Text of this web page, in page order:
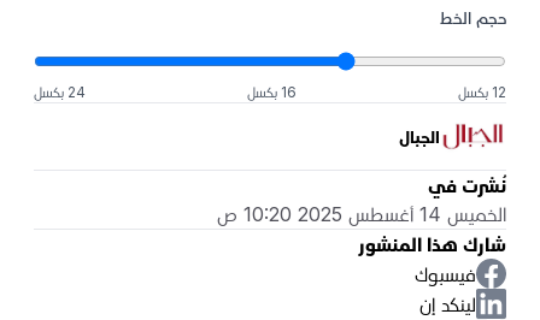
حجم الخط
12 بكسل 16 بكسل 24 بكسل
الجبال
نُشرت في
الخميس 14 أغسطس 2025 10:20 ص
شارك هذا المنشور
فيسبوك
لينكد إن